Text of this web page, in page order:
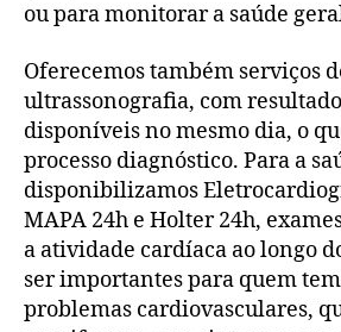
ou para monitorar a saúde
Oferecemos também serviços
ultrassonografia, com
disponíveis no mesmo dia, o
processo diagnóstico. Para a
disponibilizamos
MAPA 24h e Holter 24h,
a atividade cardíaca ao longo
ser importantes para quem
problemas cardiovasculares,